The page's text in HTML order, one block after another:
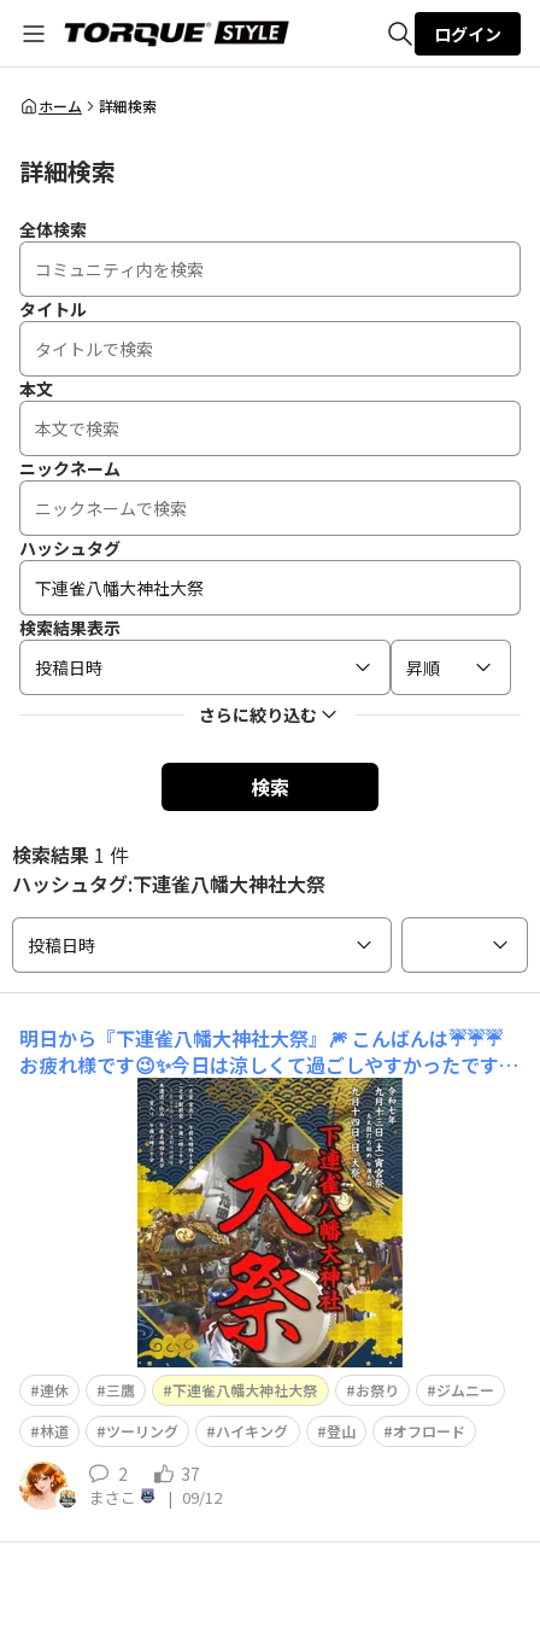
全体検索
ログイン
ホーム 詳細検索
詳細検索
全体検索
タイトル
本文
ニックネーム
ハッシュタグ
検索結果表示
投稿日時
昇順
さらに絞り込む
検索
検索結果 1 件
ハッシュタグ:下連雀八幡大神社大祭
投稿日時
明日から『下連雀八幡大神社大祭』🎆 こんばんは☔☔☔
お疲れ様です😉✨今日は涼しくて過ごしやすかったです🎐
明日から、三連休がはじまりますねっ‼️🎶TORQUESTYLE
会員の皆様は、どこかお出掛けの予定はありますかぁ～⁉️
まさこ過去記事【⛰️お山の中をバイクで走る🏍️ﾌﾞﾝﾌﾞﾝ】
にリンクしております。⬆️先日投稿した記事のように、お
連休 三鷹 下連雀八幡大神社大祭 お祭り
ジムニー
林道
ツーリング ハイキング 登山 オフロード
2 37
まさこ | 09/12